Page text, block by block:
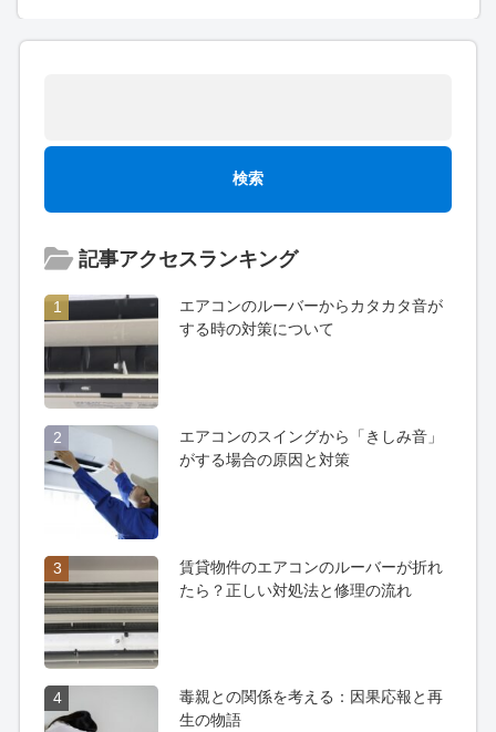
記事アクセスランキング
1
エアコンのルーバーからカタカタ音が
する時の対策について
2
エアコンのスイングから「きしみ音」
がする場合の原因と対策
3
賃貸物件のエアコンのルーバーが折れ
たら？正しい対処法と修理の流れ
4
毒親との関係を考える：因果応報と再
生の物語